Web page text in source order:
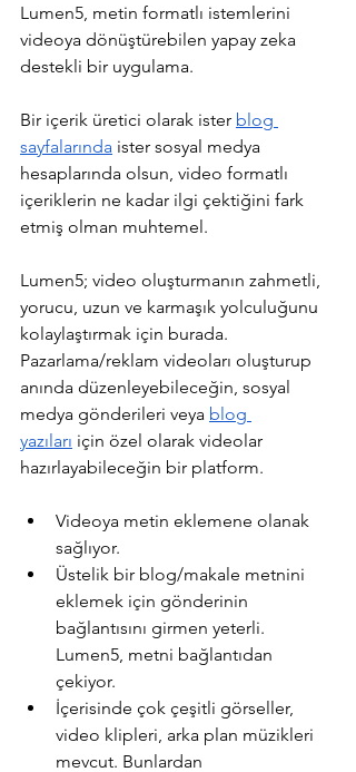
Lumen5, metin formatlı istemlerini
videoya dönüştürebilen yapay zeka
destekli bir uygulama.
Bir içerik üretici olarak ister blog
sayfalarında ister sosyal medya
hesaplarında olsun, video formatlı
içeriklerin ne kadar ilgi çektiğini fark
etmiş olman muhtemel.
Lumen5; video oluşturmanın zahmetli,
yorucu, uzun ve karmaşık yolculuğunu
kolaylaştırmak için burada.
Pazarlama/reklam videoları oluşturup
anında düzenleyebileceğin, sosyal
medya gönderileri veya blog
yazıları için özel olarak videolar
hazırlayabileceğin bir platform.
Videoya metin eklemene olanak
sağlıyor.
Üstelik bir blog/makale metnini
eklemek için gönderinin
bağlantısını girmen yeterli.
Lumen5, metni bağlantıdan
çekiyor.
İçerisinde çok çeşitli görseller,
video klipleri, arka plan müzikleri
mevcut. Bunlardan